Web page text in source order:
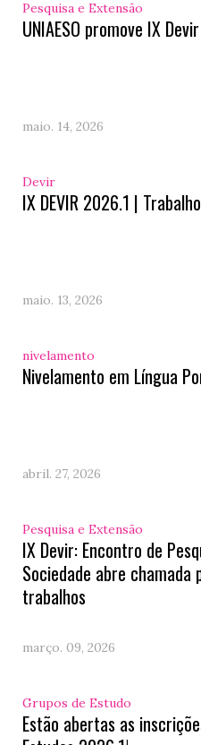
Pesquisa e Extensão
UNIAESO promove IX
maio. 14, 2026
Devir
IX DEVIR 2026.1 |
maio. 13, 2026
nivelamento
Nivelamento em Língua
abril. 27, 2026
Pesquisa e Extensão
IX Devir: Encontro de
Sociedade abre chamada
trabalhos
março. 09, 2026
Grupos de Estudo
Estão abertas as